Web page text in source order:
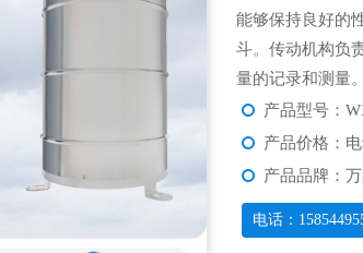
能够保持良好的
斗。传动机构负
量的记录和测量。
产品型号：
产品价格：
产品品牌：
电话：